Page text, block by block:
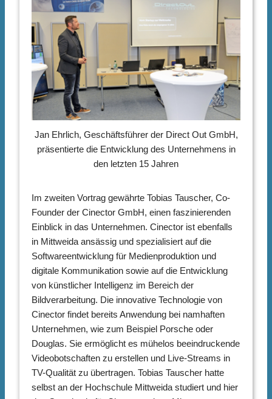
Jan Ehrlich, Geschäftsführer der Direct Out GmbH,
präsentierte die Entwicklung des Unternehmens in
den letzten 15 Jahren
Im zweiten Vortrag gewährte Tobias Tauscher, Co-
Founder der Cinector GmbH, einen faszinierenden
Einblick in das Unternehmen. Cinector ist ebenfalls
in Mittweida ansässig und spezialisiert auf die
Softwareentwicklung für Medienproduktion und
digitale Kommunikation sowie auf die Entwicklung
von künstlicher Intelligenz im Bereich der
Bildverarbeitung. Die innovative Technologie von
Cinector findet bereits Anwendung bei namhaften
Unternehmen, wie zum Beispiel Porsche oder
Douglas. Sie ermöglicht es mühelos beeindruckende
Videobotschaften zu erstellen und Live-Streams in
TV-Qualität zu übertragen. Tobias Tauscher hatte
selbst an der Hochschule Mittweida studiert und hier